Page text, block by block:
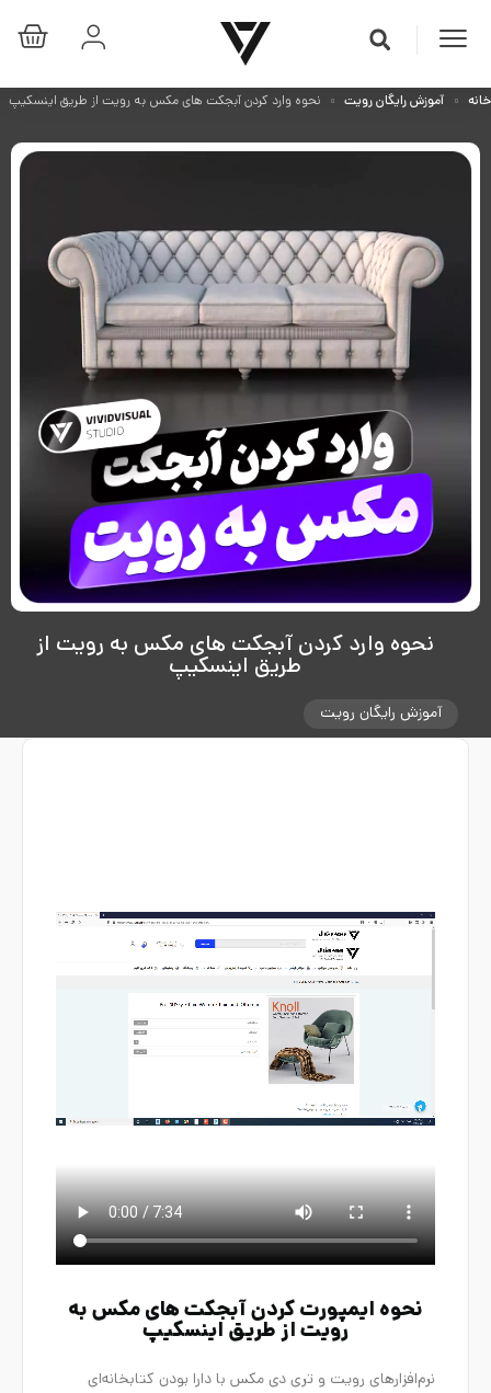
خانه آموزش رایگان رویت نحوه وارد کردن آبجکت های مکس به رویت از طریق اینسکیپ
نحوه وارد کردن آبجکت های مکس به رویت از
طریق اینسکیپ
آموزش رایگان رویت
نحوه ایمپورت کردن آبجکت های مکس به
رویت از طریق اینسکیپ
نرم‌افزارهای رویت و تری دی مکس با دارا بودن کتابخانه‌ای